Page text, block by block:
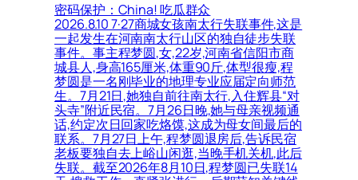
密码保护：China! 吃瓜群众
2026.8.10 7·27商城女孩南太行失联事件,这是
一起发生在河南南太行山区的独自徒步失联
事件。事主程梦圆,女,22岁,河南省信阳市商
城县人,身高165厘米,体重90斤,体型很瘦,程
梦圆是一名刚毕业的地理专业应届定向师范
生。7月21日,她独自前往南太行,入住辉县“对
头寺”附近民宿。7月26日晚,她与母亲视频通
话,约定次日回家吃烙馍,这成为母女间最后的
联系。7月27日上午,程梦圆退房后,告诉民宿
老板要独自去上峪山闲逛,当晚手机关机,此后
失联。截至2026年8月10日,程梦圆已失联14